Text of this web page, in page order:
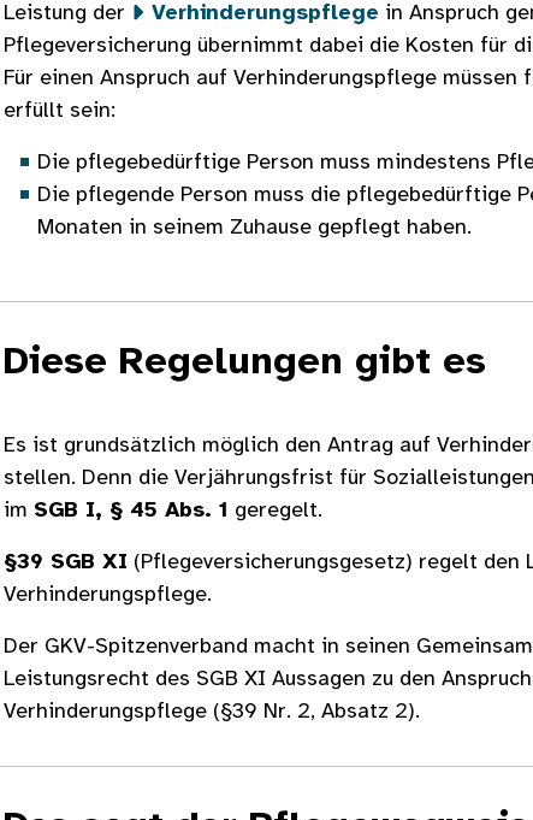
Leistung der
Verhinderungspflege in Anspruch
Pflegeversicherung übernimmt dabei die Kosten für
Für einen Anspruch auf Verhinderungspflege müssen
erfüllt sein:
Die pflegebedürftige Person muss mindestens
Die pflegende Person muss die pflegebedürftige
Monaten in seinem Zuhause gepflegt haben.
Diese Regelungen gibt es
Es ist grundsätzlich möglich den Antrag auf
stellen. Denn die Verjährungsfrist für
im SGB I, § 45 Abs. 1 geregelt.
§39 SGB XI (Pflegeversicherungsgesetz) regelt den
Verhinderungspflege.
Der GKV-Spitzenverband macht in seinen
Leistungsrecht des SGB XI Aussagen zu den
Verhinderungspflege (§39 Nr. 2, Absatz 2).